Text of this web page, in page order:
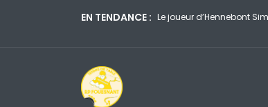
EN TENDANCE :
au premier tour du WTT de Yokohama